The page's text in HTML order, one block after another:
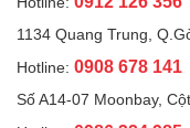
1134 Quang Trung,
Hotline: 0908 678 141
Số A14-07 Moonbay,